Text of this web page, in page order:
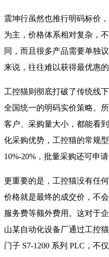
震坤行虽然也推行明码标价
为主，价格体系相对复杂，
同，而且很多产品需要单独
来说，往往难以获得最优惠的
工控猫则彻底打破了传统线
全国统一的明码实价策略。
客户、采购量大小，都能看
化采购优势，工控猫的常规
10%-20%，批量采购还可申
更重要的是，工控猫没有任
价格就是最终的成交价，不
服务费等额外费用。这对于
山某自动化设备厂通过工控
门子 S7-1200 系列 PLC，不